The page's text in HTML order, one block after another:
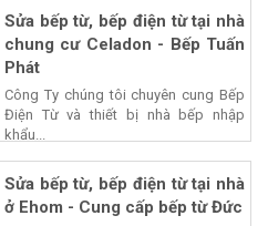
Sửa bếp từ, bếp điện từ tại nhà
chung cư Celadon - Bếp Tuấn
Phát
Công Ty chúng tôi chuyên cung Bếp
Điện Từ và thiết bị nhà bếp nhập
khẩu...
Sửa bếp từ, bếp điện từ tại nhà
ở Ehom - Cung cấp bếp từ Đức